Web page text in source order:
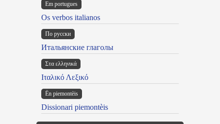
Em portugues
Os verbos italianos
По русски
Итальянские глаголы
Στα ελληνικά
Ιταλικό Λεξικό
Ën piemontèis
Dissionari piemontèis